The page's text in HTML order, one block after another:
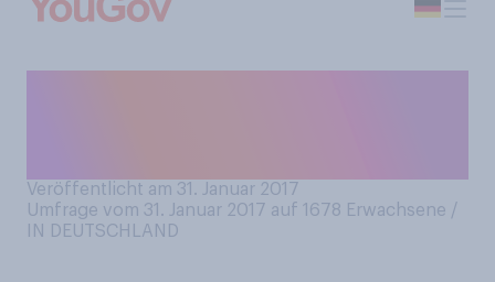
Veröffentlicht am 31. Januar 2017
Umfrage vom 31. Januar 2017 auf 1678 Erwachsene /
IN DEUTSCHLAND